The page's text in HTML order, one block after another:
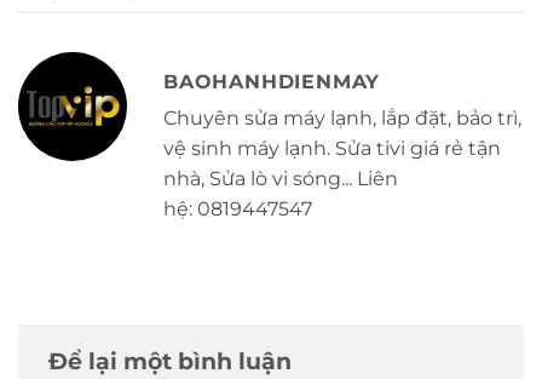
BAOHANHDIENMAY
Chuyên sửa máy lạnh, lắp đặt, bảo trì,
vệ sinh máy lạnh. Sửa tivi giá rẻ tận
nhà, Sửa lò vi sóng... Liên
hệ: 0819447547
Để lại một bình luận